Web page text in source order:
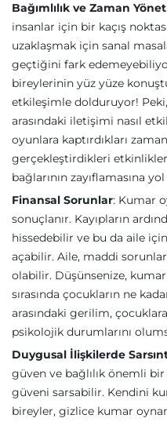
Bağımlılık ve Zaman
insanlar için bir kaçış
uzaklaşmak için sanal
geçtiğini fark
bireylerinin yüz yüze
etkileşimle dolduruyor!
arasındaki iletişimi nasıl
oyunlara kaptırdıkları
gerçekleştirdikleri
bağlarının zayıflamasına
Finansal Sorunlar: Kumar
sonuçlanır. Kayıpların
hissedebilir ve bu da aile
açabilir. Aile, maddi
olabilir. Düşünsenize,
sırasında çocukların ne
arasındaki gerilim,
psikolojik durumlarını
Duygusal İlişkilerde
güven ve bağlılık önemli
güveni sarsabilir. Kendini
bireyler, gizlice kumar